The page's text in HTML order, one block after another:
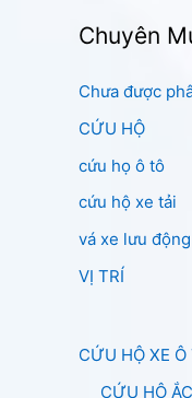
Chuyên
Chưa được
CỨU HỘ
cứu họ ô tô
cứu hộ xe tải
vá xe lưu động
VỊ TRÍ
CỨU HỘ XE Ô
CỨU HỘ